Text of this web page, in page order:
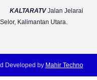
KALTARATVJalan Jelarai
Kalimantan Utara.
Developed by Mahir Techno